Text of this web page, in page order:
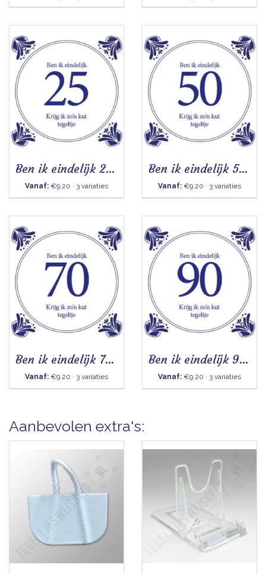
Ben ik eindelijk 25 - Tegeltje
Vanaf: €9.20 · 3 variaties
Ben ik eindelijk 50 - Tegeltje
Vanaf: €9.20 · 3 variaties
Ben ik eindelijk 70 - Tegeltje
Vanaf: €9.20 · 3 variaties
Ben ik eindelijk 90 - Tegeltje
Vanaf: €9.20 · 3 variaties
Aanbevolen extra's: